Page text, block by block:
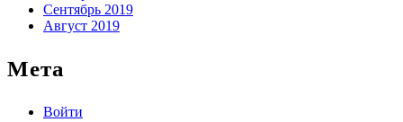
Сентябрь 2019
Август 2019
Мета
Войти